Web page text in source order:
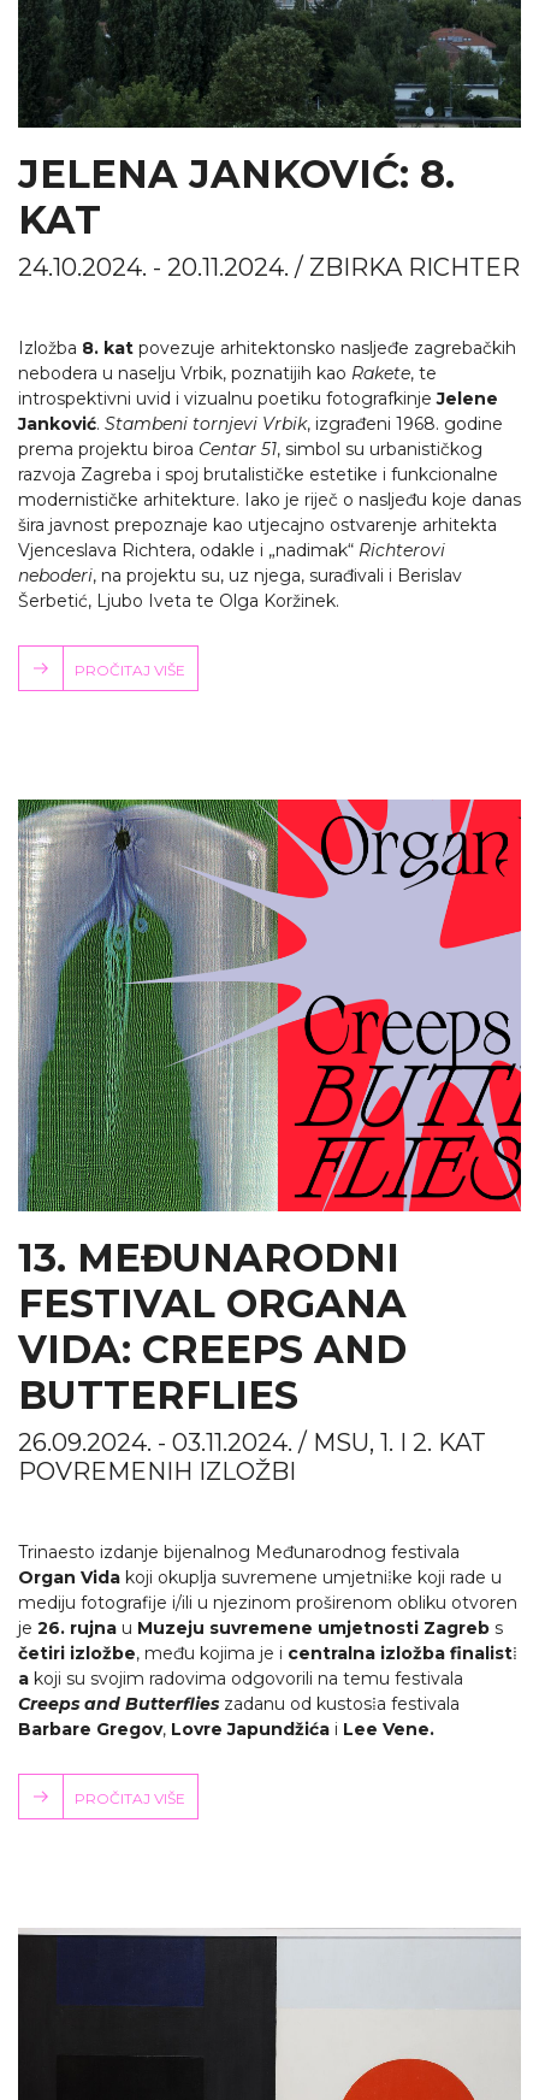
JELENA JANKOVIĆ: 8.
KAT
24.10.2024. - 20.11.2024. / ZBIRKA RICHTER
Izložba 8. kat povezuje arhitektonsko nasljeđe zagrebačkih
nebodera u naselju Vrbik, poznatijih kao Rakete, te
introspektivni uvid i vizualnu poetiku fotografkinjeJelene
Janković. Stambeni tornjevi Vrbik, izgrađeni 1968. godine
prema projektu biroa Centar 51, simbol su urbanističkog
razvoja Zagreba i spoj brutalističke estetike i funkcionalne
modernističke arhitekture. Iako je riječ o nasljeđu koje danas
šira javnost prepoznaje kao utjecajno ostvarenje arhitekta
Vjenceslava Richtera, odakle i „nadimak“ Richterovi
neboderi, na projektu su, uz njega, surađivali i Berislav
Šerbetić, Ljubo Iveta te Olga Koržinek.
PROČITAJ VIŠE
13. MEĐUNARODNI
FESTIVAL ORGANA
VIDA: CREEPS AND
BUTTERFLIES
26.09.2024. - 03.11.2024. / MSU, 1. I 2. KAT
POVREMENIH IZLOŽBI
Trinaesto izdanje bijenalnog Međunarodnog festivala
Organ Vida koji okuplja suvremene umjetni⁞ke koji rade u
mediju fotografije i/ili u njezinom proširenom obliku otvoren
je 26. rujna u Muzeju suvremene umjetnosti Zagreb s
četiri izložbe, među kojima je i centralna izložba finalist⁞
a koji su svojim radovima odgovorili na temu festivala
Creeps and Butterflies zadanu od kustos⁞a festivala
Barbare Gregov, Lovre Japundžića i Lee Vene.
PROČITAJ VIŠE